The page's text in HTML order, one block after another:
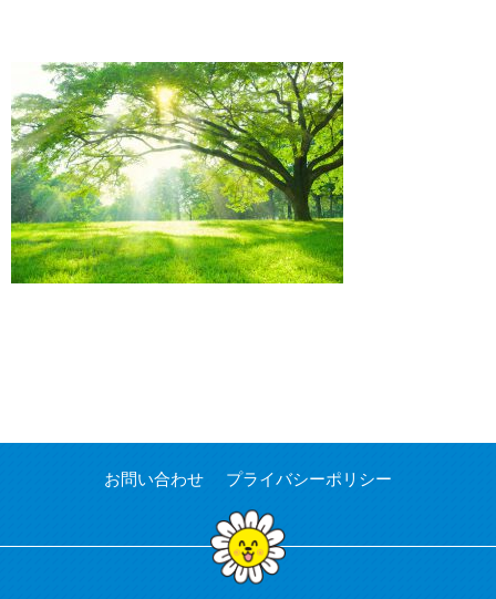
お問い合わせ プライバシーポリシー